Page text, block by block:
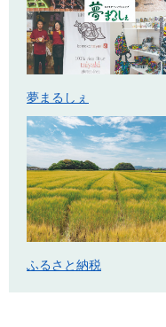
夢まるしぇ
ふるさと納税